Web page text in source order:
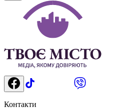
Контакти